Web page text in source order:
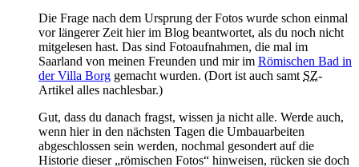
Die Frage nach dem Ursprung der Fotos wurde schon einmal
vor längerer Zeit hier im Blog beantwortet, als du noch nicht
mitgelesen hast. Das sind Fotoaufnahmen, die mal im
Saarland von meinen Freunden und mir im Römischen Bad in
der Villa Borg gemacht wurden. (Dort ist auch samt SZ-
Artikel alles nachlesbar.)
Gut, dass du danach fragst, wissen ja nicht alle. Werde auch,
wenn hier in den nächsten Tagen die Umbauarbeiten
abgeschlossen sein werden, nochmal gesondert auf die
Historie dieser „römischen Fotos“ hinweisen, rücken sie doch